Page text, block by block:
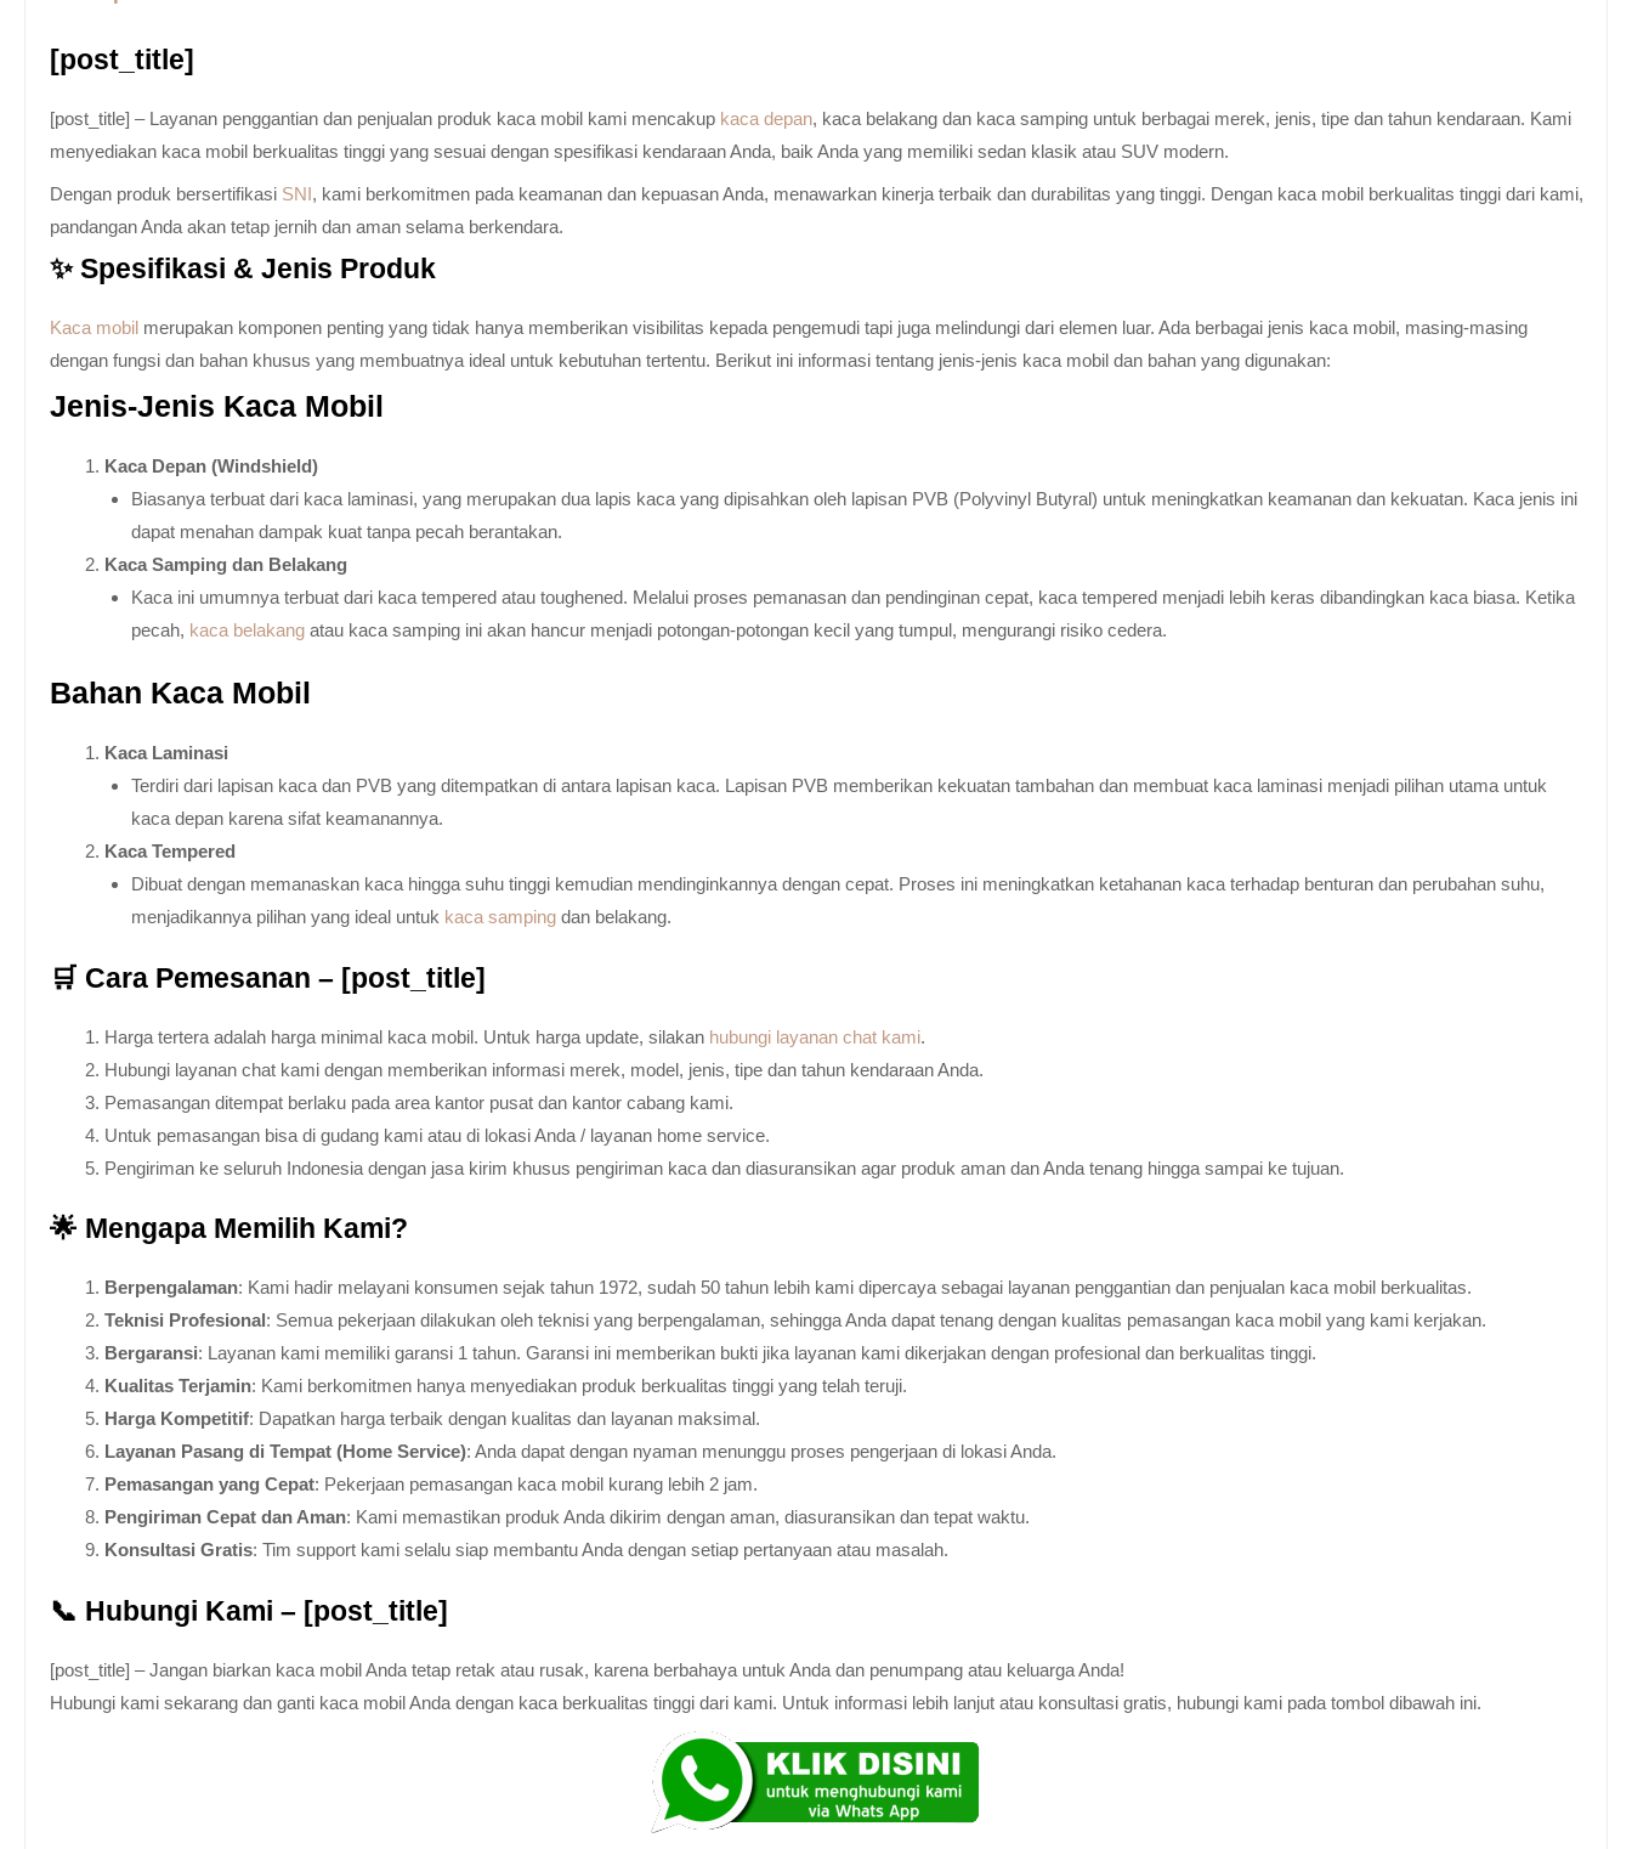
[post_title]
[post_title] – Layanan penggantian dan penjualan produk kaca mobil kami mencakup kaca depan, kaca belakang dan kaca samping untuk berbagai merek, jenis, tipe dan tahun kendaraan. Kami
menyediakan kaca mobil berkualitas tinggi yang sesuai dengan spesifikasi kendaraan Anda, baik Anda yang memiliki sedan klasik atau SUV modern.
Dengan produk bersertifikasi SNI, kami berkomitmen pada keamanan dan kepuasan Anda, menawarkan kinerja terbaik dan durabilitas yang tinggi. Dengan kaca mobil berkualitas tinggi dari kami,
pandangan Anda akan tetap jernih dan aman selama berkendara.
✨ Spesifikasi & Jenis Produk
Kaca mobilmerupakan komponen penting yang tidak hanya memberikan visibilitas kepada pengemudi tapi juga melindungi dari elemen luar. Ada berbagai jenis kaca mobil, masing-masing
dengan fungsi dan bahan khusus yang membuatnya ideal untuk kebutuhan tertentu. Berikut ini informasi tentang jenis-jenis kaca mobil dan bahan yang digunakan:
Jenis-Jenis Kaca Mobil
Kaca Depan (Windshield)
Biasanya terbuat dari kaca laminasi, yang merupakan dua lapis kaca yang dipisahkan oleh lapisan PVB (Polyvinyl Butyral) untuk meningkatkan keamanan dan kekuatan. Kaca jenis ini
dapat menahan dampak kuat tanpa pecah berantakan.
Kaca Samping dan Belakang
Kaca ini umumnya terbuat dari kaca tempered atau toughened. Melalui proses pemanasan dan pendinginan cepat, kaca tempered menjadi lebih keras dibandingkan kaca biasa. Ketika
pecah, kaca belakang atau kaca samping ini akan hancur menjadi potongan-potongan kecil yang tumpul, mengurangi risiko cedera.
Bahan Kaca Mobil
Kaca Laminasi
Terdiri dari lapisan kaca dan PVB yang ditempatkan di antara lapisan kaca. Lapisan PVB memberikan kekuatan tambahan dan membuat kaca laminasi menjadi pilihan utama untuk
kaca depan karena sifat keamanannya.
Kaca Tempered
Dibuat dengan memanaskan kaca hingga suhu tinggi kemudian mendinginkannya dengan cepat. Proses ini meningkatkan ketahanan kaca terhadap benturan dan perubahan suhu,
menjadikannya pilihan yang ideal untuk kaca samping dan belakang.
🛒 Cara Pemesanan – [post_title]
Harga tertera adalah harga minimal kaca mobil. Untuk harga update, silakan hubungi layanan chat kami.
Hubungi layanan chat kami dengan memberikan informasi merek, model, jenis, tipe dan tahun kendaraan Anda.
Pemasangan ditempat berlaku pada area kantor pusat dan kantor cabang kami.
Untuk pemasangan bisa di gudang kami atau di lokasi Anda / layanan home service.
Pengiriman ke seluruh Indonesia dengan jasa kirim khusus pengiriman kaca dan diasuransikan agar produk aman dan Anda tenang hingga sampai ke tujuan.
🌟 Mengapa Memilih Kami?
Berpengalaman: Kami hadir melayani konsumen sejak tahun 1972, sudah 50 tahun lebih kami dipercaya sebagai layanan penggantian dan penjualan kaca mobil berkualitas.
Teknisi Profesional: Semua pekerjaan dilakukan oleh teknisi yang berpengalaman, sehingga Anda dapat tenang dengan kualitas pemasangan kaca mobil yang kami kerjakan.
Bergaransi: Layanan kami memiliki garansi 1 tahun. Garansi ini memberikan bukti jika layanan kami dikerjakan dengan profesional dan berkualitas tinggi.
Kualitas Terjamin: Kami berkomitmen hanya menyediakan produk berkualitas tinggi yang telah teruji.
Harga Kompetitif: Dapatkan harga terbaik dengan kualitas dan layanan maksimal.
Layanan Pasang di Tempat (Home Service): Anda dapat dengan nyaman menunggu proses pengerjaan di lokasi Anda.
Pemasangan yang Cepat: Pekerjaan pemasangan kaca mobil kurang lebih 2 jam.
Pengiriman Cepat dan Aman: Kami memastikan produk Anda dikirim dengan aman, diasuransikan dan tepat waktu.
Konsultasi Gratis: Tim support kami selalu siap membantu Anda dengan setiap pertanyaan atau masalah.
📞 Hubungi Kami – [post_title]
[post_title] – Jangan biarkan kaca mobil Anda tetap retak atau rusak, karena berbahaya untuk Anda dan penumpang atau keluarga Anda!
Hubungi kami sekarang dan ganti kaca mobil Anda dengan kaca berkualitas tinggi dari kami. Untuk informasi lebih lanjut atau konsultasi gratis, hubungi kami pada tombol dibawah ini.